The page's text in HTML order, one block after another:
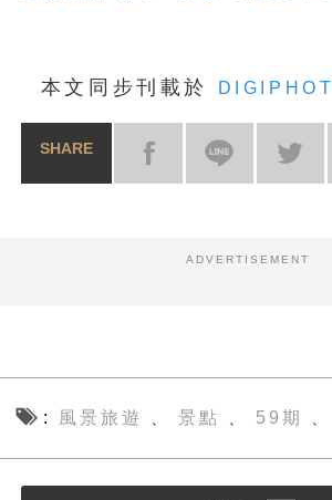
本文同步刊載於
SHARE
ADVERTISEMENT
風景旅遊 景點 59期